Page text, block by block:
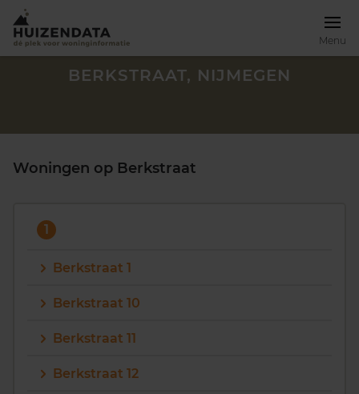
Menu
BERKSTRAAT, NIJMEGEN
Woningen op Berkstraat
1
Berkstraat 1
Berkstraat 10
Berkstraat 11
Berkstraat 12